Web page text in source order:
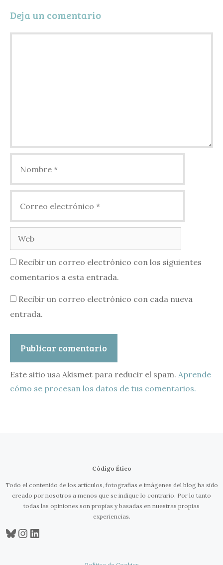
Deja un comentario
electrónico
Web
Recibir un correo electrónico con los siguientes
comentarios a esta entrada.
Recibir un correo electrónico con cada nueva
entrada.
Este sitio usa Akismet para reducir el spam. Aprende
cómo se procesan los datos de tus comentarios.
Código Ético
Todo el contenido de los artículos, fotografías e imágenes del blog ha sido
creado por nosotros a menos que se indique lo contrario. Por lo tanto
todas las opiniones son propias y basadas en nuestras propias
experiencias.
Bluesky InstagramLinkedIn